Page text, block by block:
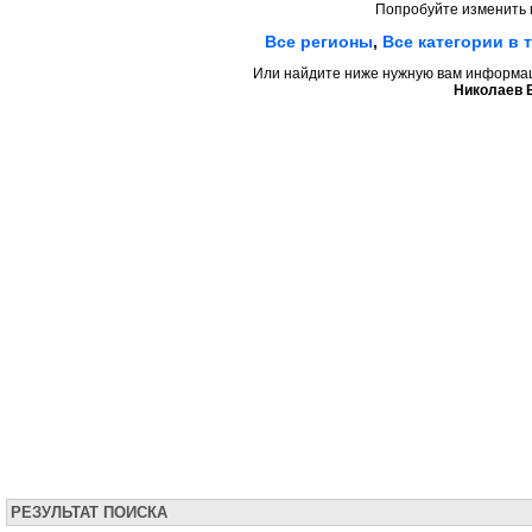
Попробуйте
Все регионы, Все категории в
Или найдите ниже нужную вам
Николаев
РЕЗУЛЬТАТ ПОИСКА